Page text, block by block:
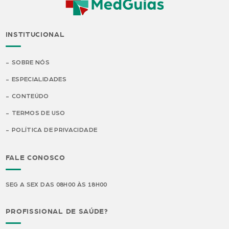
INSTITUCIONAL
SOBRE NÓS
ESPECIALIDADES
CONTEÚDO
TERMOS DE USO
POLÍTICA DE PRIVACIDADE
FALE CONOSCO
SEG A SEX DAS 08H00 ÀS 18H00
PROFISSIONAL DE SAÚDE?